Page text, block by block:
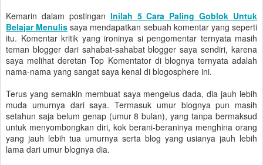
Kemarin dalam postingan Inilah 5 Cara Paling Goblok Untuk
Belajar Menulis saya mendapatkan sebuah komentar yang seperti
itu. Komentar kritik yang ironinya si pengomentar ternyata masih
teman blogger dari sahabat-sahabat blogger saya sendiri, karena
saya melihat deretan Top Komentator di blognya ternyata adalah
nama-nama yang sangat saya kenal di blogosphere ini.
Terus yang semakin membuat saya mengelus dada, dia jauh lebih
muda umurnya dari saya. Termasuk umur blognya pun masih
setahun saja belum genap (umur 8 bulan), yang tanpa bermaksud
untuk menyombongkan diri, kok berani-beraninya menghina orang
yang jauh lebih tua umurnya serta blog yang usianya jauh lebih
lama dari umur blognya dia.